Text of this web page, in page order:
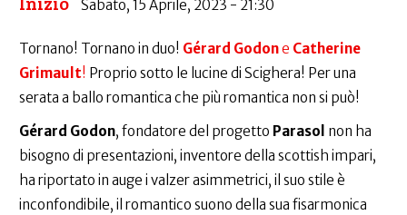
Sabato, 15 Aprile, 2023 - 21:30
Tornano! Tornano in duo! Gérard Godone Catherine
Grimault! Proprio sotto le lucine di Scighera! Per una
serata a ballo romantica che più romantica non si può!
Gérard Godon, fondatore del progetto Parasol non ha
bisogno di presentazioni, inventore della scottish impari,
ha riportato in auge i valzer asimmetrici, il suo stile è
inconfondibile, il romantico suono della sua fisarmonica